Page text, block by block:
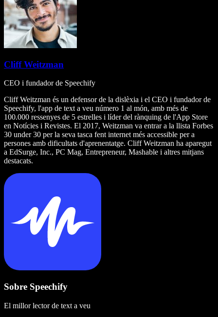
Cliff Weitzman
CEO i fundador de Speechify
Cliff Weitzman és un defensor de la dislèxia i el CEO i fundador de
Speechify, l'app de text a veu número 1 al món, amb més de
100.000 ressenyes de 5 estrelles i líder del rànquing de l'App Store
en Notícies i Revistes. El 2017, Weitzman va entrar a la llista Forbes
30 under 30 per la seva tasca fent internet més accessible per a
persones amb dificultats d'aprenentatge. Cliff Weitzman ha aparegut
a EdSurge, Inc., PC Mag, Entrepreneur, Mashable i altres mitjans
destacats.
Sobre Speechify
El millor lector de text a veu